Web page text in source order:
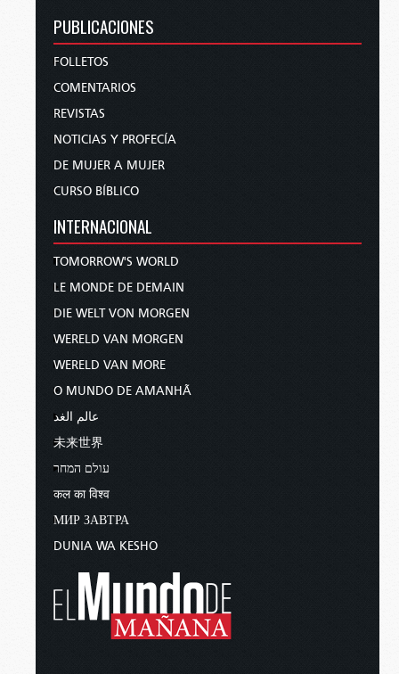
PUBLICACIONES
FOLLETOS
COMENTARIOS
REVISTAS
NOTICIAS Y PROFECÍA
DE MUJER A MUJER
CURSO BÍBLICO
INTERNACIONAL
TOMORROW'S WORLD
LE MONDE DE DEMAIN
DIE WELT VON MORGEN
WERELD VAN MORGEN
WERELD VAN MORE
O MUNDO DE AMANHÃ
عالم الغد
未来世界
עולם המחר
कल का विश्व
МИР ЗАВТРА
DUNIA WA KESHO